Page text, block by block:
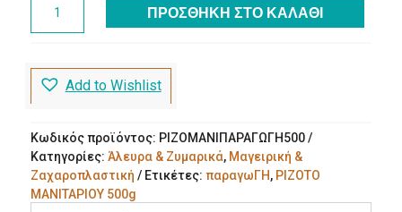
ΜΑΝΙΤΑΡΙΟΥ
ποσότητα
ΠΡΟΣΘΉΚΗ ΣΤΟ ΚΑΛΆΘΙ
Add to Wishlist
Κωδικός προϊόντος: ΡΙΖΟΜΑΝΙΠΑΡΑΓΩΓΗ500
Κατηγορίες: Άλευρα & Ζυμαρικά, Μαγειρική &
Ζαχαροπλαστική
Ετικέτες: παραγωΓΗ, ΡΙΖΟΤΟ
ΜΑΝΙΤΑΡΙΟΥ 500g